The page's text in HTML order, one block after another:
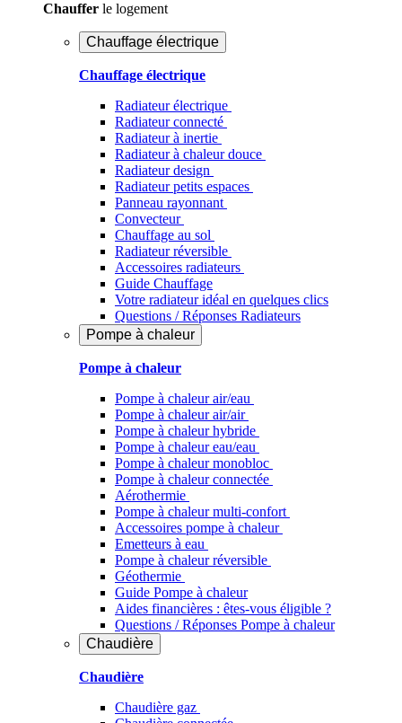
Chauffer le logement
Chauffage électrique
Chauffage électrique
Radiateur électrique
Radiateur connecté
Radiateur à inertie
Radiateur à chaleur douce
Radiateur design
Radiateur petits espaces
Panneau rayonnant
Convecteur
Chauffage au sol
Radiateur réversible
Accessoires radiateurs
Guide Chauffage
Votre radiateur idéal en quelques clics
Questions / Réponses Radiateurs
Pompe à chaleur
Pompe à chaleur
Pompe à chaleur air/eau
Pompe à chaleur air/air
Pompe à chaleur hybride
Pompe à chaleur​ eau/eau
Pompe à chaleur monobloc
Pompe à chaleur connectée
Aérothermie
Pompe à chaleur multi-confort
Accessoires pompe à chaleur
Emetteurs à eau
Pompe à chaleur réversible
Géothermie
Guide Pompe à chaleur
Aides financières : êtes-vous éligible ?
Questions / Réponses Pompe à chaleur
Chaudière
Chaudière
Chaudière gaz